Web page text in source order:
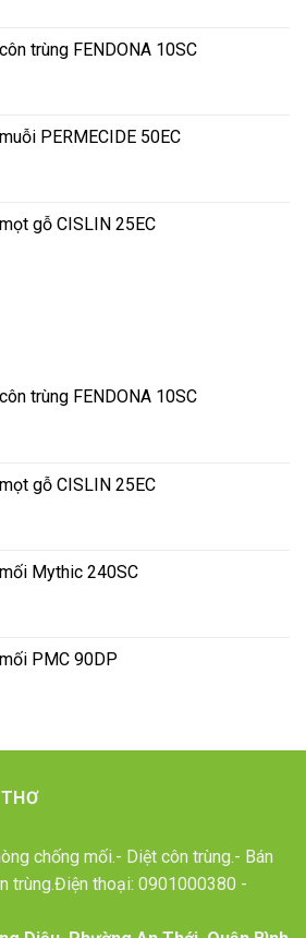
trùng FENDONA 10SC
PERMECIDE 50EC
gỗ CISLIN 25EC
trùng FENDONA 10SC
gỗ CISLIN 25EC
Mythic 240SC
PMC 90DP
chống mối.- Diệt côn trùng.- Bán
trùng.Điện thoại: 0901000380 -